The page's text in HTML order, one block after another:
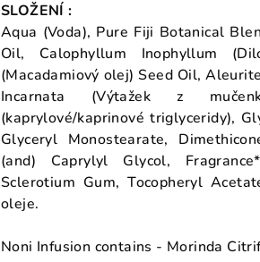
SLOŽENÍ :
Aqua (Voda), Pure Fiji Botanical
Oil, Calophyllum Inophyllum
(Macadamiový olej) Seed Oil,
Incarnata (Výtažek z
(kaprylové/kaprinové triglyceridy),
Glyceryl Monostearate,
(and) Caprylyl Glycol,
Sclerotium Gum, Tocopheryl
oleje.
Noni Infusion contains - Morinda